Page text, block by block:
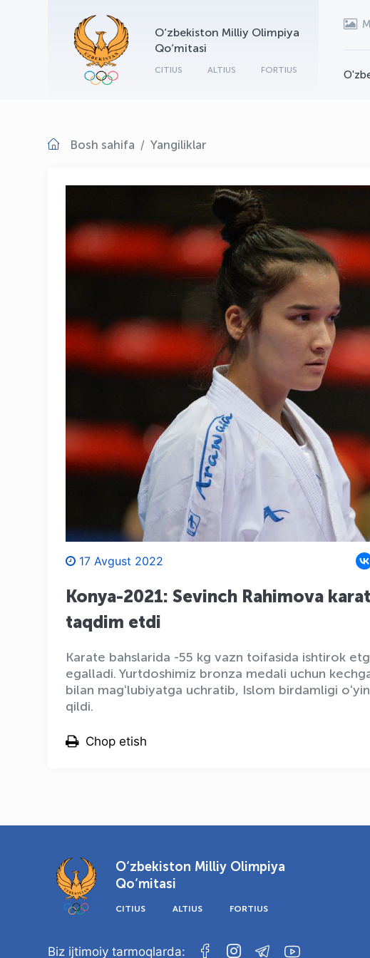
O‘zbekiston Milliy Olimpiya
Qo‘mitasi
CITIUS ALTIUS FORTIUS
Bosh sahifa Yangiliklar
17 Avgust 2022
Konya-2021: Sevinch Rahimova
taqdim etdi
Karate bahslarida -55 kg vazn toifasida ishtirok
egalladi. Yurtdoshimiz bronza medali uchun
bilan magʻlubiyatga uchratib, Islom birdamligi
qildi.
Chop etish
O‘zbekiston Milliy Olimpiya
Qo‘mitasi
CITIUS ALTIUS FORTIUS
Biz ijtimoiy tarmoqlarda: